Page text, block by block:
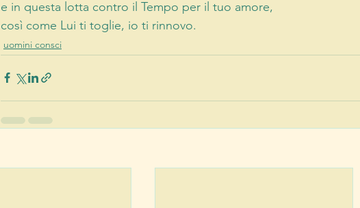
e in questa lotta contro il Tempo per il tuo amore,
così come Lui ti toglie, io ti rinnovo.
uomini consci